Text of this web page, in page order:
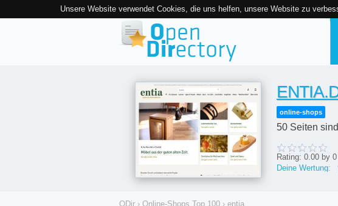
Unsere Website verwendet Cookies, die uns helfen, unsere Website zu
online-shops
50 Seiten
Rating: 0.00 by 0
Deine Wertung:
ODir › Online-Shops Top 100 › entia